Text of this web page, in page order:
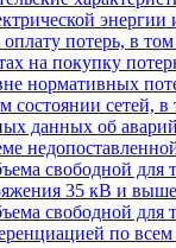
оплату потерь, в
на покупку
нормативных
состоянии сетей, в
данных об
свободной для
35 кВ и выше
свободной для
по всем